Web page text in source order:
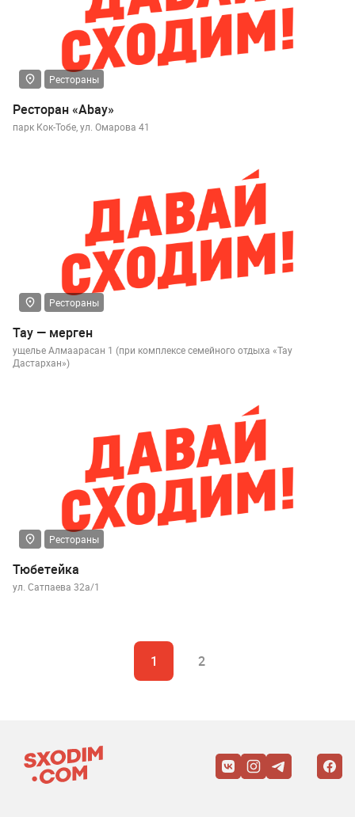
Рестораны
Ресторан «Аbay»
парк Кок-Тобе, ул. Омарова 41
Рестораны
Тау — мерген
ущелье Алмаарасан 1 (при комплексе семейного отдыха «Тау
Дастархан»)
Рестораны
Тюбетейка
ул. Сатпаева 32а/1
1 2